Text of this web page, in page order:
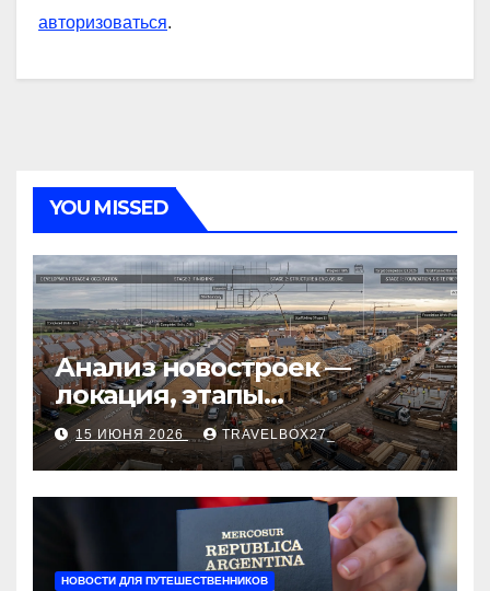
авторизоваться.
YOU MISSED
Анализ новостроек —
локация, этапы
строительства, проверка
застройщика, сценарии
оформления сделки и
рыночные ориентиры
15 ИЮНЯ 2026 TRAVELBOX27_
НОВОСТИ ДЛЯ ПУТЕШЕСТВЕННИКОВ